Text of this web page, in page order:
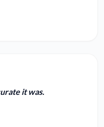
it was.